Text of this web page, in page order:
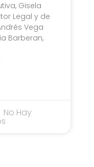
Gisela
Legal y de
Vega
Barberan,
No Hay